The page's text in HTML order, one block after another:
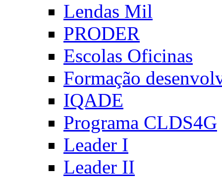
Lendas Mil
PRODER
Escolas Oficinas
Formação
IQADE
Programa CLDS4G
Leader I
Leader II